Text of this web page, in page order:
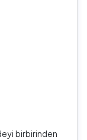
birbirinden